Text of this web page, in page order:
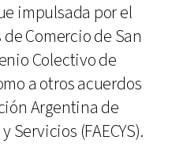
impulsada por el
Comercio de San
Colectivo de
a otros acuerdos
Argentina de
Servicios (FAECYS).